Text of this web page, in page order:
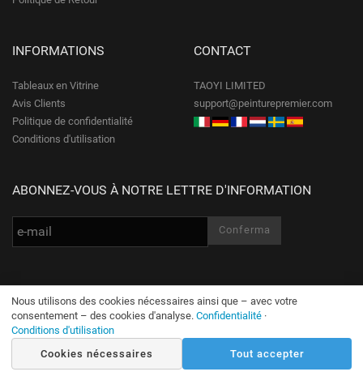
INFORMATIONS
Tableaux en Vitrine
Avis Clients
Politique de confidentialité
Conditions d'utilisation
CONTACT
TAOYI LIMITED
support@peinturepremier.com
ABONNEZ-VOUS À NOTRE LETTRE D'INFORMATION
© PeinturePremier.com Tous droits réservés
Nous utilisons des cookies nécessaires ainsi que – avec votre
consentement – des cookies d'analyse. Confidentialité ·
Conditions d'utilisation
Cookies nécessaires
Tout accepter